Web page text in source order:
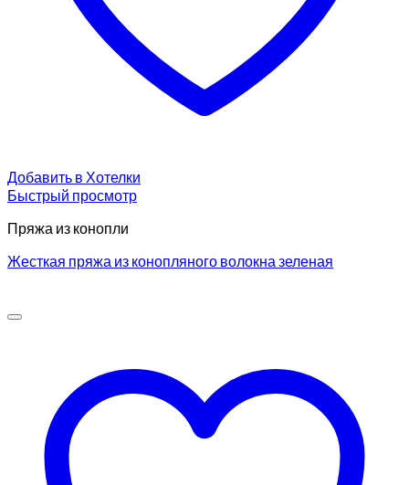
Добавить в Хотелки
Быстрый просмотр
Пряжа из конопли
Жесткая пряжа из конопляного волокна зеленая